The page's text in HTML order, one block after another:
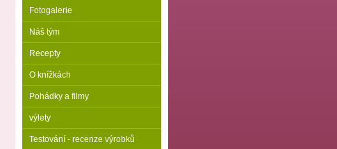
Fotogalerie
Náš tým
Recepty
O knížkách
Pohádky a filmy
výlety
Testování - recenze výrobků